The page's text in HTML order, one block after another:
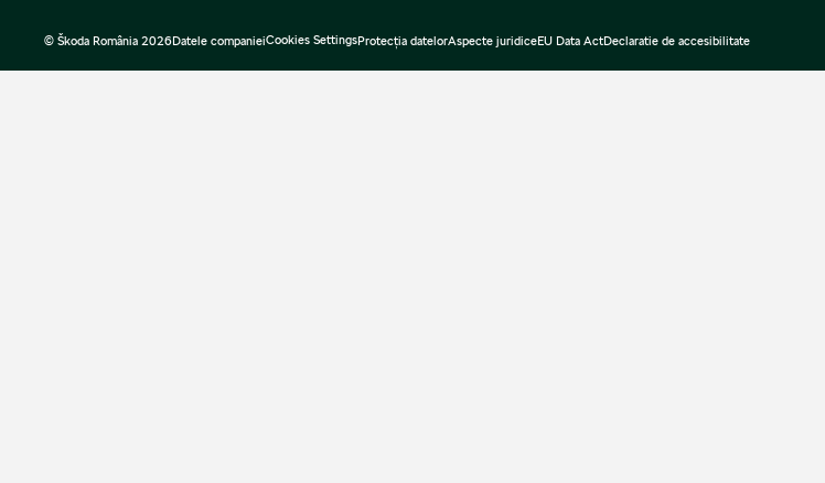
© Škoda România 2026Datele companieiCookies SettingsProtecţia datelorAspecte juridiceEU Data ActDeclaratie de accesibilitate